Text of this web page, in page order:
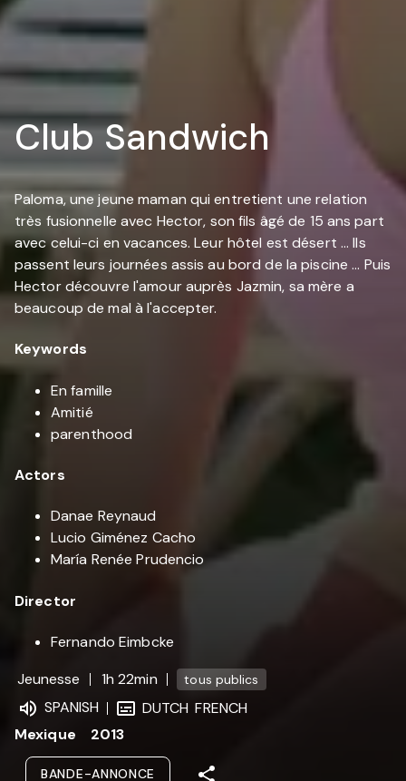
Club Sandwich
Paloma, une jeune maman qui entretient une relation
très fusionnelle avec Hector, son fils âgé de 15 ans part
avec celui-ci en vacances. Leur hôtel est désert ... Ils
passent leurs journées assis au bord de la piscine ... Puis
Hector découvre l'amour auprès Jazmin, sa mère a
beaucoup de mal à l'accepter.
Keywords
En famille
Amitié
parenthood
Actors
Danae Reynaud
Lucio Giménez Cacho
María Renée Prudencio
Director
Fernando Eimbcke
Jeunesse
1h 22min tous publics
SPANISH DUTCH FRENCH
Mexique
2013
BANDE-ANNONCE